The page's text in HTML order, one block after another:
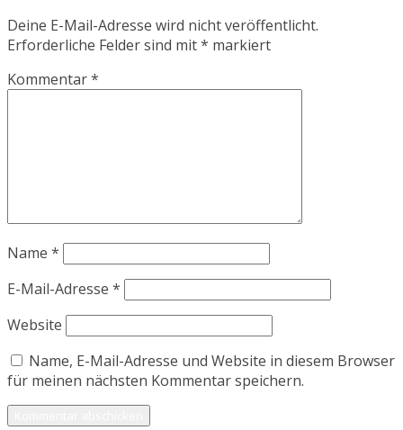
Deine E-Mail-Adresse wird nicht veröffentlicht.
Erforderliche Felder sind mit* markiert
Kommentar*
Name *
E-Mail-Adresse *
Website
Name, E-Mail-Adresse und Website in diesem Browser
für meinen nächsten Kommentar speichern.